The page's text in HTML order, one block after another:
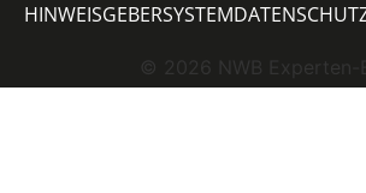
© 2026 NWB Experten-
HINWEISGEBERSYSTEM